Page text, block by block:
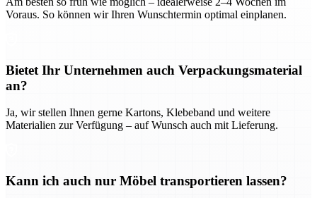
Voraus. So können wir Ihren Wunschtermin optimal einplanen.
Bietet Ihr Unternehmen auch Verpackungsmaterial
an?
Ja, wir stellen Ihnen gerne Kartons, Klebeband und weitere
Materialien zur Verfügung – auf Wunsch auch mit Lieferung.
Kann ich auch nur Möbel transportieren lassen?